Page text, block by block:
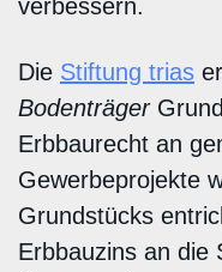
verbessern.
Die Stiftung trias
Bodenträger
Erbbaurecht an
Gewerbeprojekte
Grundstücks
Erbbauzins an die